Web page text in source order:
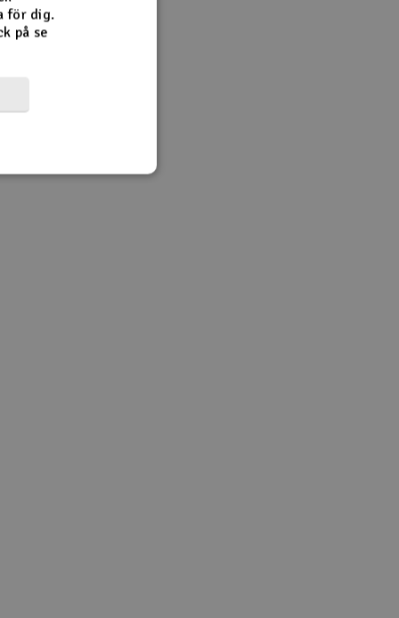
för dig.
på se